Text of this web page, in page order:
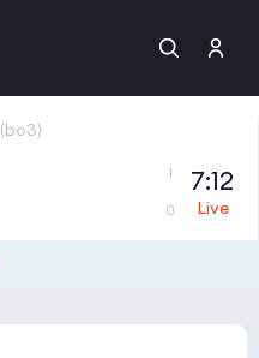
(bo3)
1
0
7:12